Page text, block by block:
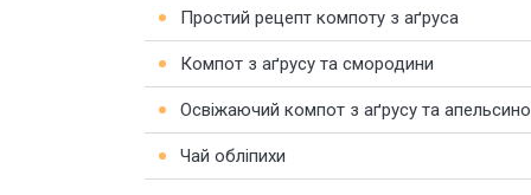
Простий рецепт компоту з аґруса
Компот з аґрусу та смородини
Освіжаючий компот з аґрусу та
Чай обліпихи